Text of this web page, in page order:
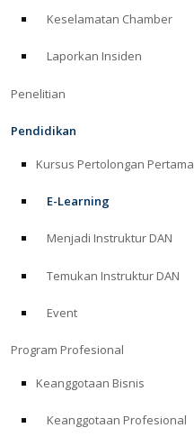
Keselamatan Chamber
Laporkan Insiden
Penelitian
Pendidikan
Kursus Pertolongan Pertama
E-Learning
Menjadi Instruktur DAN
Temukan Instruktur DAN
Event
Program Profesional
Keanggotaan Bisnis
Keanggotaan Profesional